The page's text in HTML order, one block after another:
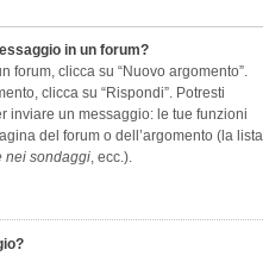
in un forum?
forum, clicca su “Nuovo argomento”.
clicca su “Rispondi”. Potresti
inviare un messaggio: le tue funzioni
del forum o dell’argomento (la lista
nei sondaggi, ecc.).